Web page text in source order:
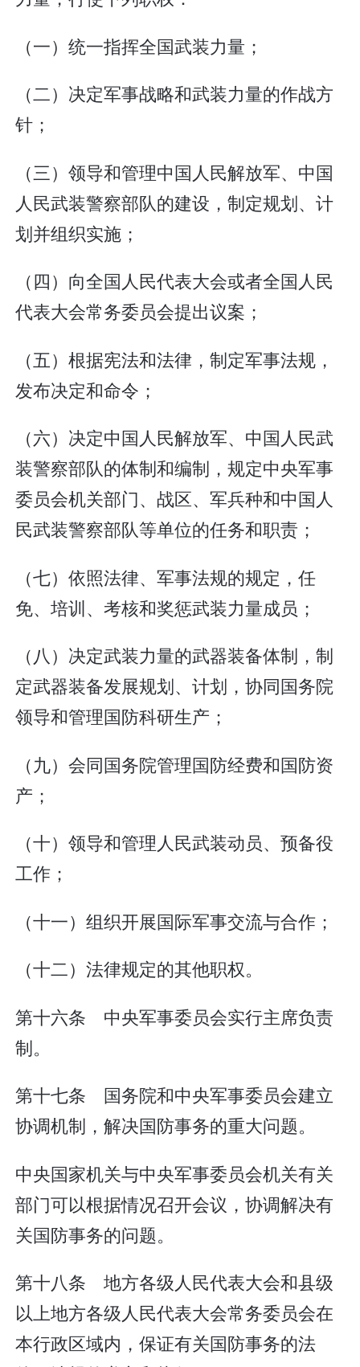
（一）统一指挥全国武装力量；
（二）决定军事战略和武装力量的作战方
针；
（三）领导和管理中国人民解放军、中国
人民武装警察部队的建设，制定规划、计
划并组织实施；
（四）向全国人民代表大会或者全国人民
代表大会常务委员会提出议案；
（五）根据宪法和法律，制定军事法规，
发布决定和命令；
（六）决定中国人民解放军、中国人民武
装警察部队的体制和编制，规定中央军事
委员会机关部门、战区、军兵种和中国人
民武装警察部队等单位的任务和职责；
（七）依照法律、军事法规的规定，任
免、培训、考核和奖惩武装力量成员；
（八）决定武装力量的武器装备体制，制
定武器装备发展规划、计划，协同国务院
领导和管理国防科研生产；
（九）会同国务院管理国防经费和国防资
产；
（十）领导和管理人民武装动员、预备役
工作；
（十一）组织开展国际军事交流与合作；
（十二）法律规定的其他职权。
第十六条 中央军事委员会实行主席负责
制。
第十七条 国务院和中央军事委员会建立
协调机制，解决国防事务的重大问题。
中央国家机关与中央军事委员会机关有关
部门可以根据情况召开会议，协调解决有
关国防事务的问题。
第十八条 地方各级人民代表大会和县级
以上地方各级人民代表大会常务委员会在
本行政区域内，保证有关国防事务的法